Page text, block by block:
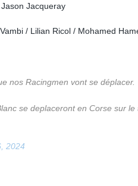
Jacqueray
/ Lilian Ricol / Mohamed
nos Racingmen vont se déplacer.
se deplaceront en Corse sur
2024